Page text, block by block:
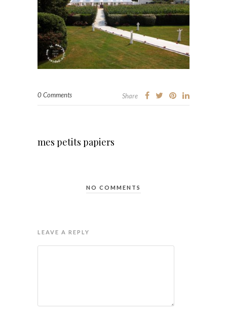
0 Comments Share
mes petits papiers
NO COMMENTS
LEAVE A REPLY